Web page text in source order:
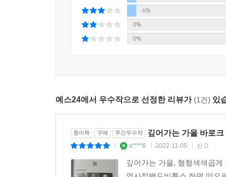
6%
0%
0%
예스24에서 우수작으로 선정한 리뷰가 (1건) 있
종이책 구매 주간우수작 깊어가는 가을 바로
s****6 2022-11-05 신고
깊어가는 가을, 형형색색곱